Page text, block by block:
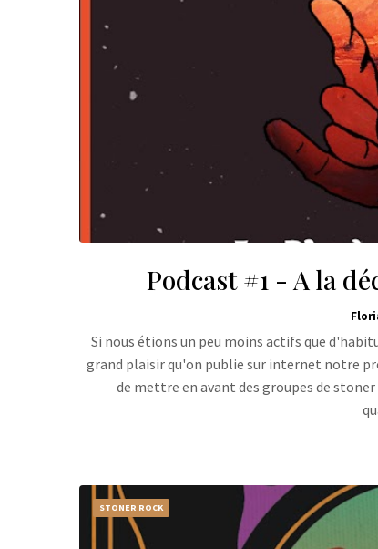
Podcast #1 - A la
Si nous étions un peu moins actifs que
grand plaisir qu'on publie sur internet notre
de mettre en avant des groupes de stoner
STONER ROCK